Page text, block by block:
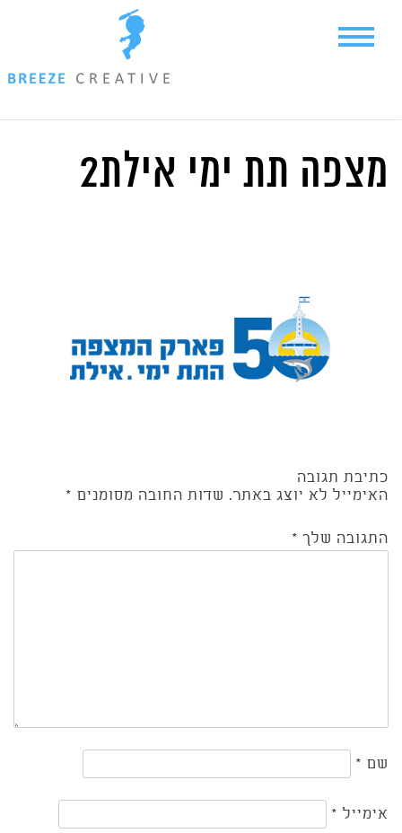
מצפה תת ימי אילת2
כתיבת תגובה
האימייל לא יוצג באתר. שדות החובה מסומנים *
התגובה שלך *
שם *
אימייל *